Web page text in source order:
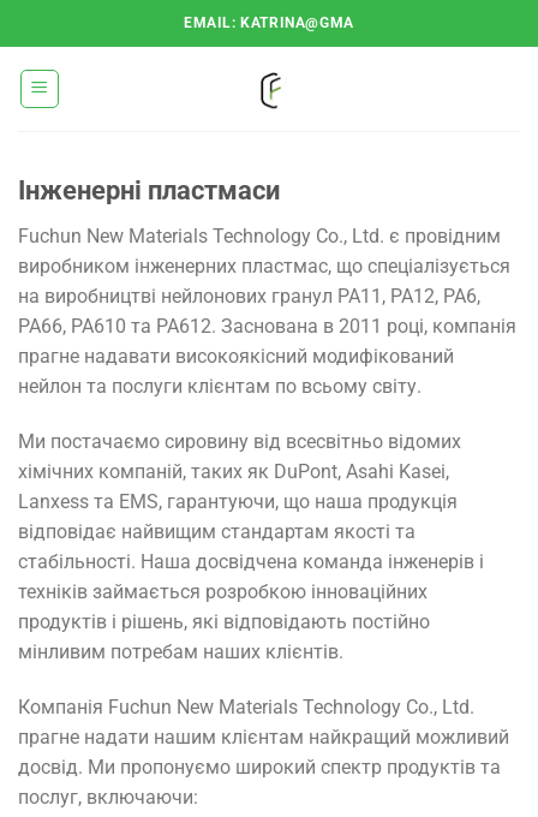
до
змісту
EMAIL: KATRINA@GMA
Інженерні пластмаси
Fuchun New Materials Technology Co., Ltd. є провідним
виробником інженерних пластмас, що спеціалізується
на виробництві нейлонових гранул PA11, PA12, PA6,
PA66, PA610 та PA612. Заснована в 2011 році, компанія
прагне надавати високоякісний модифікований
нейлон та послуги клієнтам по всьому світу.
Ми постачаємо сировину від всесвітньо відомих
хімічних компаній, таких як DuPont, Asahi Kasei,
Lanxess та EMS, гарантуючи, що наша продукція
відповідає найвищим стандартам якості та
стабільності. Наша досвідчена команда інженерів і
техніків займається розробкою інноваційних
продуктів і рішень, які відповідають постійно
мінливим потребам наших клієнтів.
Компанія Fuchun New Materials Technology Co., Ltd.
прагне надати нашим клієнтам найкращий можливий
досвід. Ми пропонуємо широкий спектр продуктів та
послуг, включаючи: